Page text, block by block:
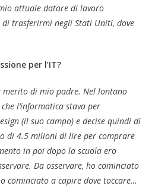
attuale datore di lavoro
trasferirmi negli Stati Uniti, dove
per l’IT?
merito di mio padre. Nel lontano
l’informatica stava per
(il suo campo) e decise quindi di
di 4.5 milioni di lire per comprare
in poi dopo la scuola ero
Da osservare, ho cominciato
cominciato a capire dove toccare…